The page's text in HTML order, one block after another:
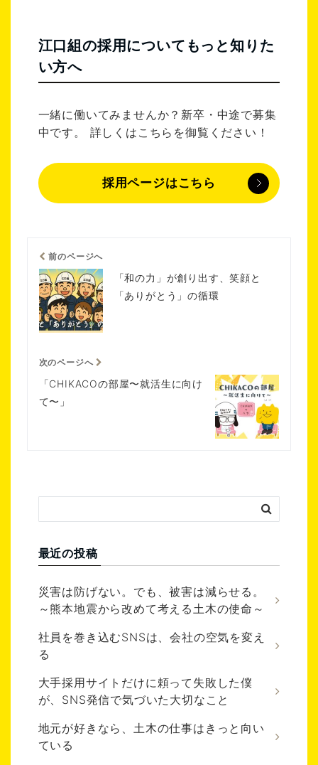
江口組の採用についてもっと知りた
い方へ
一緒に働いてみませんか？新卒・中途で募集
中です。 詳しくはこちらを御覧ください！
採用ページはこちら
前のページへ
「和の力」が創り出す、笑顔と
「ありがとう」の循環
次のページへ
「CHIKACOの部屋〜就活生に向け
て〜」
最近の投稿
災害は防げない。でも、被害は減らせる。
～熊本地震から改めて考える土木の使命～
社員を巻き込むSNSは、会社の空気を変え
る
大手採用サイトだけに頼って失敗した僕
が、SNS発信で気づいた大切なこと
地元が好きなら、土木の仕事はきっと向い
ている